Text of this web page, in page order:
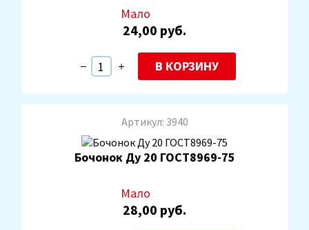
Мало
24,00 руб.
В КОРЗИНУ
Артикул: 3940
Бочонок Ду 20 ГОСТ8969-75
Мало
28,00 руб.